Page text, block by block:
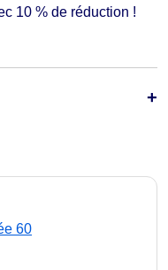
10 % de réduction !
60